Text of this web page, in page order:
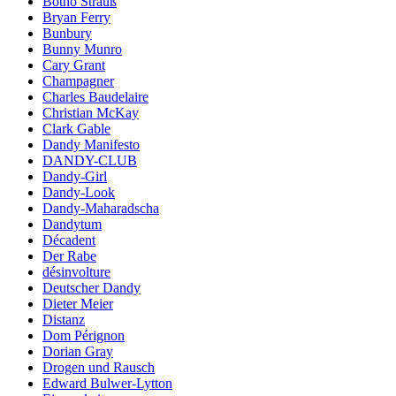
Bryan Ferry
Bunbury
Bunny Munro
Cary Grant
Champagner
Charles Baudelaire
Christian McKay
Clark Gable
Dandy Manifesto
DANDY-CLUB
Dandy-Girl
Dandy-Look
Dandy-Maharadscha
Dandytum
Décadent
Der Rabe
désinvolture
Deutscher Dandy
Dieter Meier
Distanz
Dom Pérignon
Dorian Gray
Drogen und Rausch
Edward Bulwer-Lytton